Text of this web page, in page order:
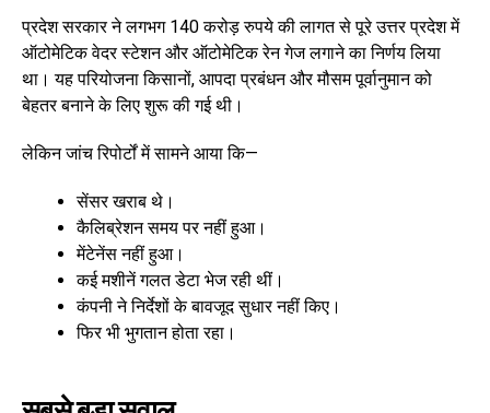
प्रदेश सरकार ने लगभग 140 करोड़ रुपये की लागत से पूरे उत्तर प्रदेश में
ऑटोमेटिक वेदर स्टेशन और ऑटोमेटिक रेन गेज लगाने का निर्णय लिया
था। यह परियोजना किसानों, आपदा प्रबंधन और मौसम पूर्वानुमान को
बेहतर बनाने के लिए शुरू की गई थी।
लेकिन जांच रिपोर्टों में सामने आया कि—
सेंसर खराब थे।
कैलिब्रेशन समय पर नहीं हुआ।
मेंटेनेंस नहीं हुआ।
कई मशीनें गलत डेटा भेज रही थीं।
कंपनी ने निर्देशों के बावजूद सुधार नहीं किए।
फिर भी भुगतान होता रहा।